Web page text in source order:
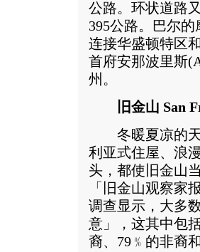
公路。环状道路
395公路。巴尔的
连接华盛顿特区
首府安那波里斯
州。
旧金山 San
冬暖夏凉的天
利亚式住屋、浪
头，都使旧金山
「旧金山观察家
调查显示，大多
意」，这其中包
裔、79﹪的非裔